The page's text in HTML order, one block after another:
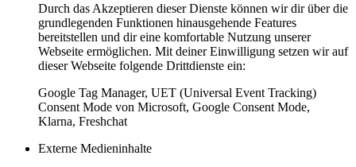
Durch das Akzeptieren dieser Dienste können wir dir über die
grundlegenden Funktionen hinausgehende Features
bereitstellen und dir eine komfortable Nutzung unserer
Webseite ermöglichen. Mit deiner Einwilligung setzen wir auf
dieser Webseite folgende Drittdienste ein:
Google Tag Manager, UET (Universal Event Tracking)
Consent Mode von Microsoft, Google Consent Mode,
Klarna, Freshchat
Externe Medieninhalte